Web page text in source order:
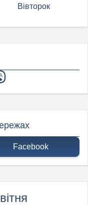
Вівторок
Facebook